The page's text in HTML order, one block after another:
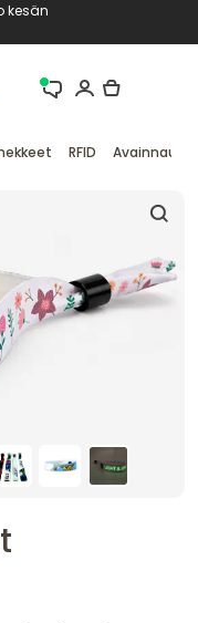
kesän
RFID